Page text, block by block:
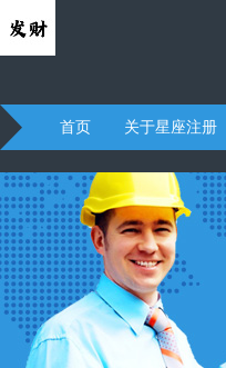
首页 关于星座注册